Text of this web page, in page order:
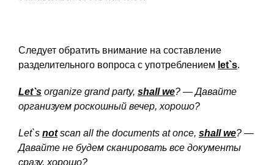
Следует обратить внимание на составление
разделительного вопроса с употреблением let`s.
Let`s organize grand party, shall we? — Давайте
организуем роскошный вечер, хорошо?
Let`s not scan all the documents atonce, shallwe? —
Давайте не будем сканировать все документы
сразу, хорошо?